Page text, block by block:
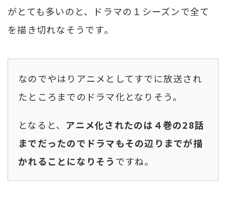
がとても多いのと、ドラマの１シーズンで全て
を描き切れなそうです。
なのでやはりアニメとしてすでに放送され
たところまでのドラマ化となりそう。
となると、 アニメ化されたのは４巻の28話
までだったのでドラマもその辺りまでが描
かれることになりそう ですね。